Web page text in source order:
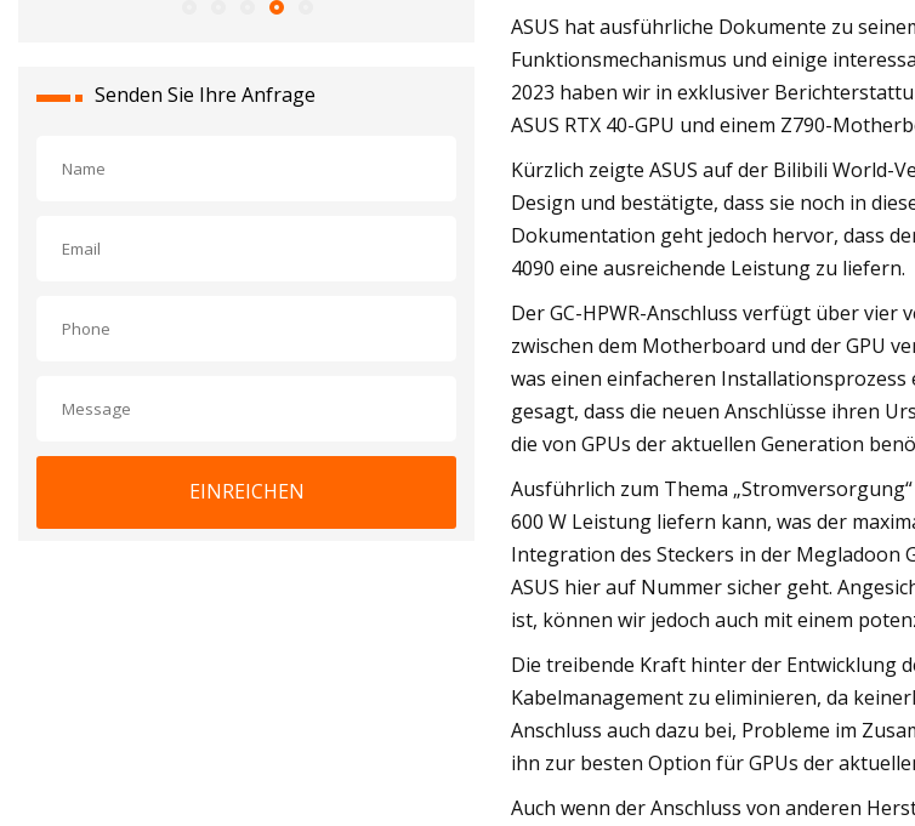
Senden Sie Ihre Anfrage
EINREICHEN
ASUS hat ausführliche Dokumente zu
Funktionsmechanismus und einige
2023 haben wir in exklusiver
ASUS RTX 40-GPU und einem Z790-
Kürzlich zeigte ASUS auf der Bilibili
Design und bestätigte, dass sie noch in
Dokumentation geht jedoch hervor, dass
4090 eine ausreichende Leistung zu liefern.
Der GC-HPWR-Anschluss verfügt über
zwischen dem Motherboard und der GPU
was einen einfacheren
gesagt, dass die neuen Anschlüsse ihren
die von GPUs der aktuellen Generation
Ausführlich zum Thema
600 W Leistung liefern kann, was der
Integration des Steckers in der Megladoon
ASUS hier auf Nummer sicher geht.
ist, können wir jedoch auch mit einem
Die treibende Kraft hinter der Entwicklung
Kabelmanagement zu eliminieren, da
Anschluss auch dazu bei, Probleme im
ihn zur besten Option für GPUs der
Auch wenn der Anschluss von anderen